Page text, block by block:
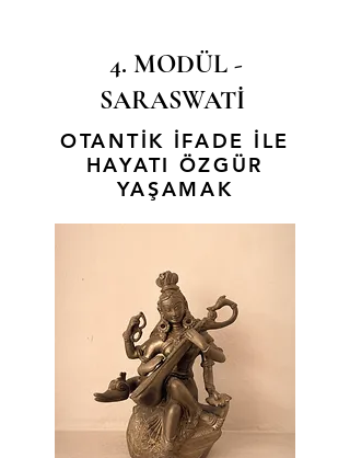
4. MODÜL -
SARASWATİ
OTANTİK İFADE İLE
HAYATI ÖZGÜR
YAŞAMAK